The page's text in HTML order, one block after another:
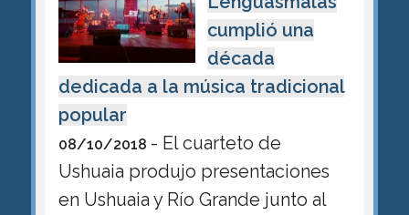
cumplió una
década
dedicada a la música tradicional
popular
08/10/2018 - El cuarteto de
Ushuaia produjo presentaciones
en Ushuaia y Río Grande junto al